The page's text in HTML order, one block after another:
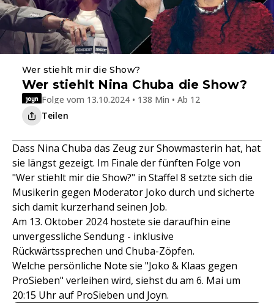
Wer stiehlt mir die Show?
Wer stiehlt Nina Chuba die Show?
Folge vom 13.10.2024 • 138 Min • Ab 12
Teilen
Dass Nina Chuba das Zeug zur Showmasterin hat, hat
sie längst gezeigt. Im Finale der fünften Folge von
"Wer stiehlt mir die Show?" in Staffel 8 setzte sich die
Musikerin gegen Moderator Joko durch und sicherte
sich damit kurzerhand seinen Job.
Am 13. Oktober 2024 hostete sie daraufhin eine
unvergessliche Sendung - inklusive
Rückwärtssprechen und Chuba-Zöpfen.
Welche persönliche Note sie "Joko & Klaas gegen
ProSieben" verleihen wird, siehst du am 6. Mai um
20:15 Uhr auf ProSieben und Joyn.